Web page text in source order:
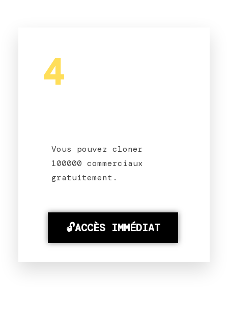
4
Vous pouvez cloner
100000 commerciaux
gratuitement.
🔓ACCÈS IMMÉDIAT